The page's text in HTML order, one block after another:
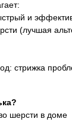
и
(лучшая
стрижка
шерсти в доме